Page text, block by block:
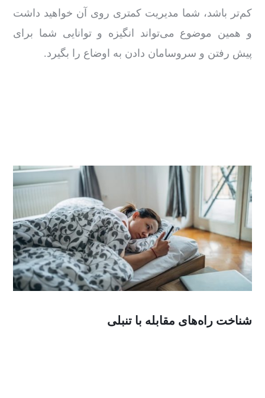
کم‌تر باشد، شما مدیریت کمتری روی آن خواهید داشت
و همین موضوع می‌تواند انگیزه و توانایی شما برای
پیش رفتن و سروسامان دادن به اوضاع را بگیرد.
شناخت راه‌های مقابله با تنبلی